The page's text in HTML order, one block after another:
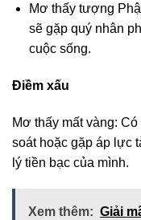
Mơ thấy tượng
sẽ gặp quý nhân
cuộc sống.
Điềm xấu
Mơ thấy mất vàng:
soát hoặc gặp áp lực
lý tiền bạc của mình.
Xem thêm: Giải